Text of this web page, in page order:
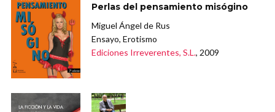
Perlas del pensamiento misógino
Miguel Ángel de Rus
Ensayo, Erotismo
Ediciones Irreverentes, S.L., 2009